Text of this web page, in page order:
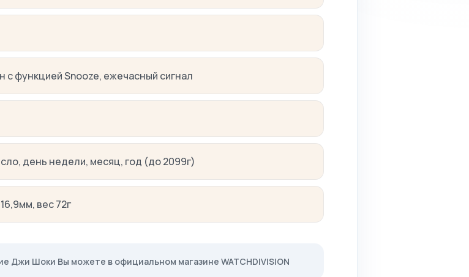
с функцией Snooze, ежечасный сигнал
день недели, месяц, год (до 2099г)
вес 72г
Джи Шоки Вы можете в официальном магазине WATCHDIVISION